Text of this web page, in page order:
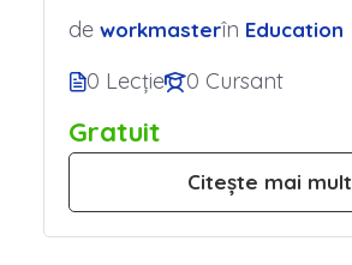
de workmasterîn Education
0 Lecție 0 Cursant
Gratuit
Citește mai mult